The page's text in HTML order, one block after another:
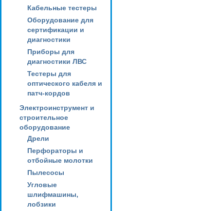
Кабельные тестеры
Оборудование для
сертификации и
диагностики
Приборы для
диагностики ЛВС
Тестеры для
оптического кабеля и
патч-кордов
Электроинструмент и
строительное
оборудование
Дрели
Перфораторы и
отбойные молотки
Пылесосы
Угловые
шлифмашины,
лобзики